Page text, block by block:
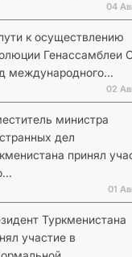
04
к осуществлению
Генассамблеи
международного...
02
министра
дел
принял
01
Туркменистана
участие в